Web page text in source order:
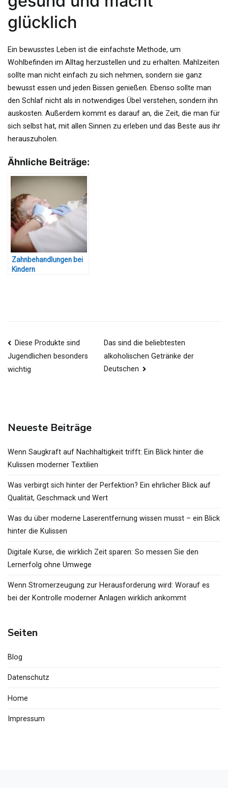
glücklich
Ein bewusstes Leben ist die einfachste Methode, um
Wohlbefinden im Alltag herzustellen und zu erhalten. Mahlzeiten
sollte man nicht einfach zu sich nehmen, sondern sie ganz
bewusst essen und jeden Bissen genießen. Ebenso sollte man
den Schlaf nicht als in notwendiges Übel verstehen, sondern ihn
auskosten. Außerdem kommt es darauf an, die Zeit, die man für
sich selbst hat, mit allen Sinnen zu erleben und das Beste aus ihr
herauszuholen.
Ähnliche Beiträge:
Zahnbehandlungen bei
Kindern
Beitragsnavigation
Diese Produkte sind
Jugendlichen besonders
wichtig
Das sind die beliebtesten
alkoholischen Getränke der
Deutschen
Neueste Beiträge
Wenn Saugkraft auf Nachhaltigkeit trifft: Ein Blick hinter die
Kulissen moderner Textilien
Was verbirgt sich hinter der Perfektion? Ein ehrlicher Blick auf
Qualität, Geschmack und Wert
Was du über moderne Laserentfernung wissen musst – ein Blick
hinter die Kulissen
Digitale Kurse, die wirklich Zeit sparen: So messen Sie den
Lernerfolg ohne Umwege
Wenn Stromerzeugung zur Herausforderung wird: Worauf es
bei der Kontrolle moderner Anlagen wirklich ankommt
Seiten
Blog
Datenschutz
Home
Impressum